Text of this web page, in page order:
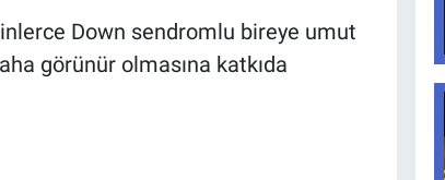
Down sendromlu bireye umut
görünür olmasına katkıda